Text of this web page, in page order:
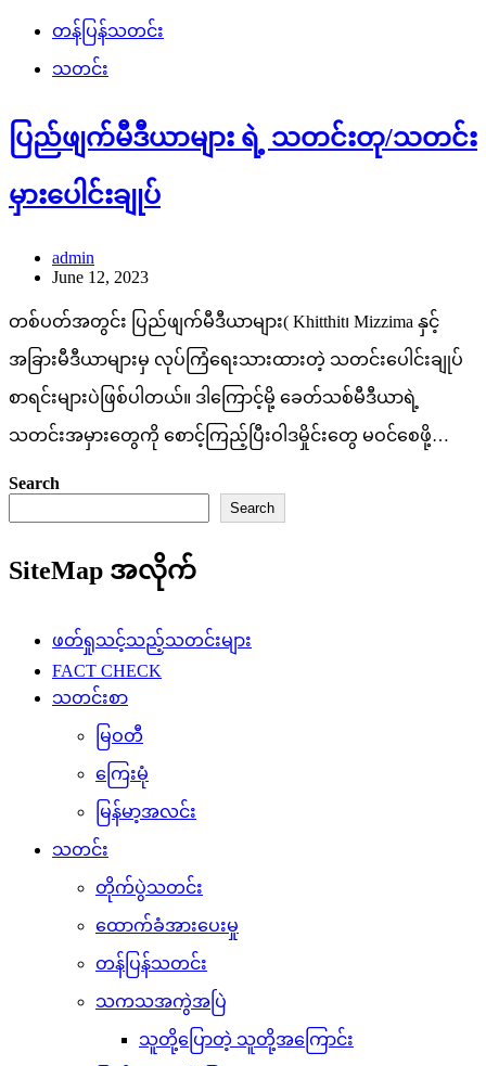
တန်ပြန်သတင်း
သတင်း
ပြည်ဖျက်မီဒီယာများ ရဲ့ သတင်းတု/သတင်း
မှားပေါင်းချုပ်
admin
June 12, 2023
တစ်ပတ်အတွင်း ပြည်ဖျက်မီဒီယာများ( Khitthit၊ Mizzima နှင့်
အခြားမီဒီယာများမှ လုပ်ကြံရေးသားထားတဲ့ သတင်းပေါင်းချုပ်
စာရင်းများပဲဖြစ်ပါတယ်။ ဒါကြောင့်မို့ ခေတ်သစ်မီဒီယာရဲ့
သတင်းအမှားတွေကို စောင့်ကြည့်ပြီးဝါဒမှိုင်းတွေ မဝင်စေဖို့…
Search
Search
SiteMap အလိုက်
ဖတ်ရှုသင့်သည့်သတင်းများ
FACT CHECK
သတင်းစာ
မြဝတီ
ကြေးမုံ
မြန်မာ့အလင်း
သတင်း
တိုက်ပွဲသတင်း
ထောက်ခံအားပေးမှု
တန်ပြန်သတင်း
သကသအကွဲအပြဲ
သူတို့ပြောတဲ့ သူတို့အကြောင်း